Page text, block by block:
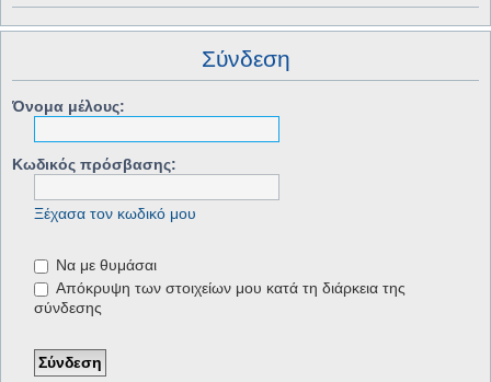
Σύνδεση
Όνομα μέλους:
Κωδικός πρόσβασης:
Ξέχασα τον κωδικό μου
Να με θυμάσαι
Απόκρυψη των στοιχείων μου κατά τη διάρκεια της
σύνδεσης